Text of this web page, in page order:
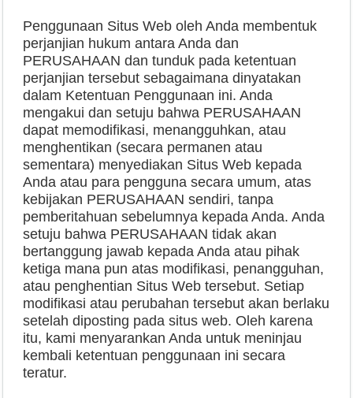
Penggunaan Situs Web oleh Anda membentuk
perjanjian hukum antara Anda dan
PERUSAHAAN dan tunduk pada ketentuan
perjanjian tersebut sebagaimana dinyatakan
dalam Ketentuan Penggunaan ini. Anda
mengakui dan setuju bahwa PERUSAHAAN
dapat memodifikasi, menangguhkan, atau
menghentikan (secara permanen atau
sementara) menyediakan Situs Web kepada
Anda atau para pengguna secara umum, atas
kebijakan PERUSAHAAN sendiri, tanpa
pemberitahuan sebelumnya kepada Anda. Anda
setuju bahwa PERUSAHAAN tidak akan
bertanggung jawab kepada Anda atau pihak
ketiga mana pun atas modifikasi, penangguhan,
atau penghentian Situs Web tersebut. Setiap
modifikasi atau perubahan tersebut akan berlaku
setelah diposting pada situs web. Oleh karena
itu, kami menyarankan Anda untuk meninjau
kembali ketentuan penggunaan ini secara
teratur.